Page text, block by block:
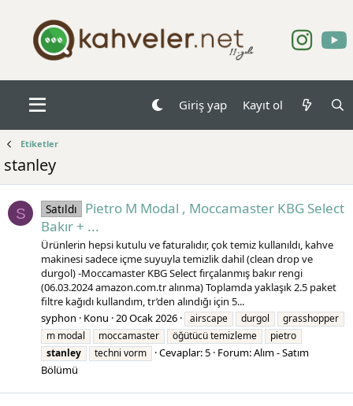
Giriş yap Kayıt ol
Etiketler
stanley
S Satıldı
Pietro M Modal , Moccamaster KBG Select
Bakır + ...
Ürünlerin hepsi kutulu ve faturalıdır, çok temiz kullanıldı, kahve
makinesi sadece içme suyuyla temizlik dahil (clean drop ve
durgol) -Moccamaster KBG Select fırçalanmış bakır rengi
(06.03.2024 amazon.com.tr alınma) Toplamda yaklaşık 2.5 paket
filtre kağıdı kullandım, tr’den alındığı için 5...
syphon
Konu 20 Ocak 2026 airscape durgol
grasshopper
m modal
moccamaster öğütücü temizleme
pietro
stanley
techni vorm Cevaplar: 5 Forum:Alım - Satım
Bölümü